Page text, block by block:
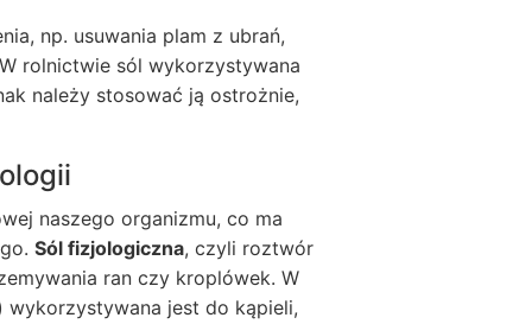
np. usuwania plam z ubrań,
rolnictwie sól wykorzystywana
należy stosować ją ostrożnie,
naszego organizmu, co ma
Sól fizjologiczna, czyli roztwór
ran czy kroplówek. W
wykorzystywana jest do kąpieli,